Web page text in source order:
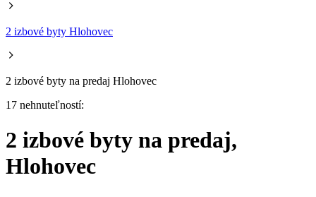
2 izbové byty Hlohovec
2 izbové byty na predaj Hlohovec
17 nehnuteľností:
2 izbové byty na predaj,
Hlohovec